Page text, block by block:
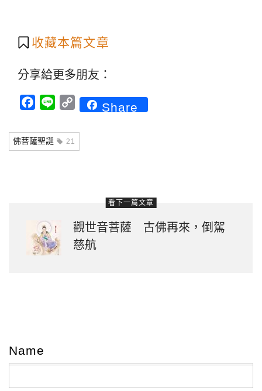
收藏本篇文章
分享給更多朋友：
Facebook
Line CopyShare
佛菩薩聖誕 21
看下一篇文章
觀世音菩薩 古佛再來，倒駕
慈航
Name